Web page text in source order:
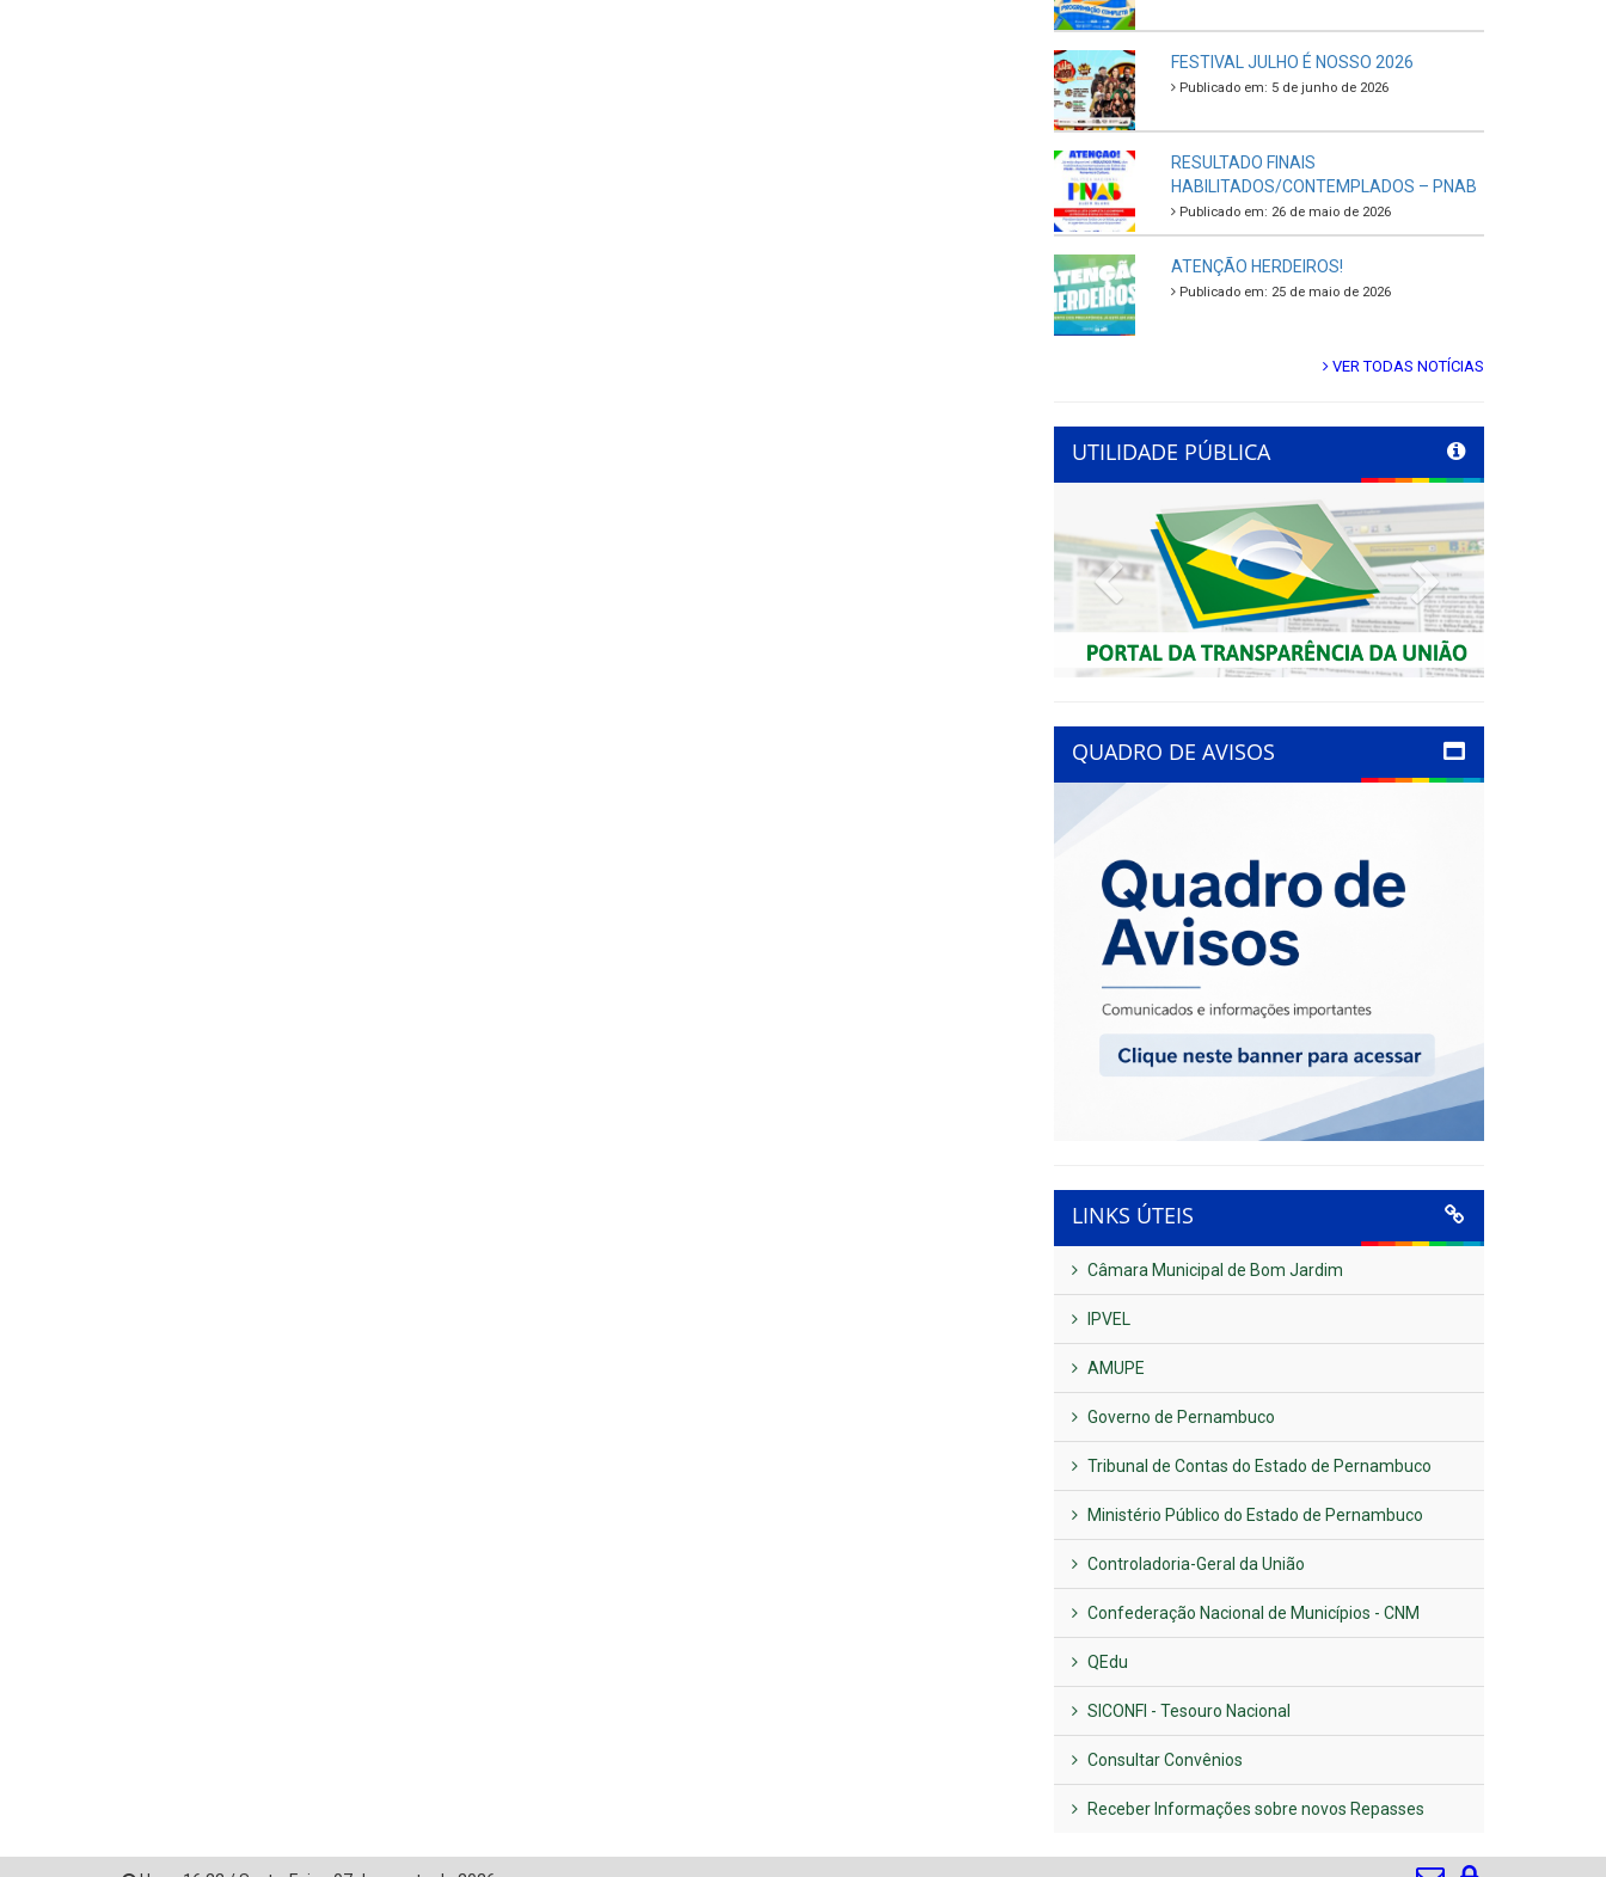
FESTIVAL JULHO É NOSSO 2026
Publicado em: 5 de junho de 2026
RESULTADO FINAIS
HABILITADOS/CONTEMPLADOS – PNAB
Publicado em: 26 de maio de 2026
ATENÇÃO HERDEIROS!
Publicado em: 25 de maio de 2026
VER TODAS NOTÍCIAS
UTILIDADE PÚBLICA
Previous Next
QUADRO DE AVISOS
LINKS ÚTEIS
Câmara Municipal de Bom Jardim
IPVEL
AMUPE
Governo de Pernambuco
Tribunal de Contas do Estado de Pernambuco
Ministério Público do Estado de Pernambuco
Controladoria-Geral da União
Confederação Nacional de Municípios - CNM
QEdu
SICONFI - Tesouro Nacional
Consultar Convênios
Receber Informações sobre novos Repasses